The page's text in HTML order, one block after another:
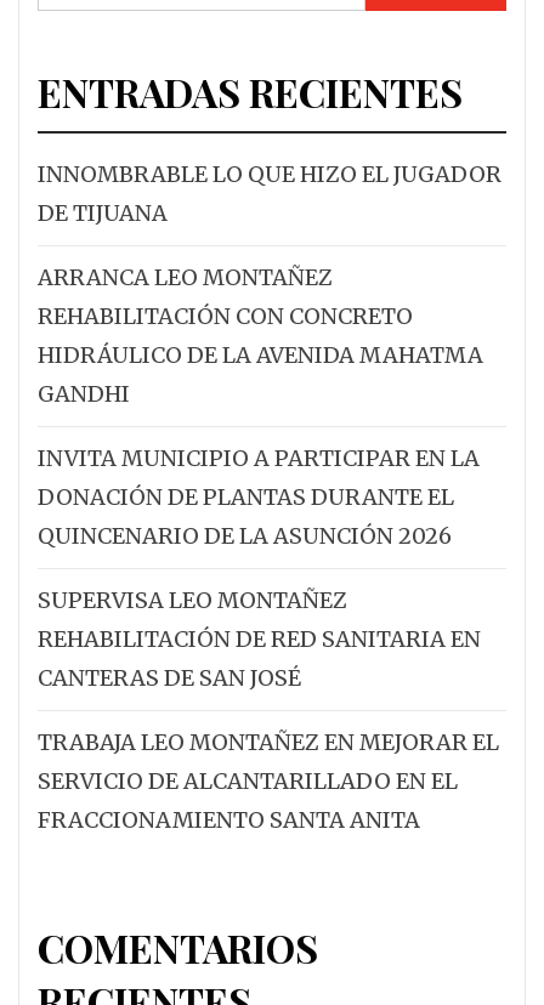
ENTRADAS RECIENTES
INNOMBRABLE LO QUE HIZO EL JUGADOR
DE TIJUANA
ARRANCA LEO MONTAÑEZ
REHABILITACIÓN CON CONCRETO
HIDRÁULICO DE LA AVENIDA MAHATMA
GANDHI
INVITA MUNICIPIO A PARTICIPAR EN LA
DONACIÓN DE PLANTAS DURANTE EL
QUINCENARIO DE LA ASUNCIÓN 2026
SUPERVISA LEO MONTAÑEZ
REHABILITACIÓN DE RED SANITARIA EN
CANTERAS DE SAN JOSÉ
TRABAJA LEO MONTAÑEZ EN MEJORAR EL
SERVICIO DE ALCANTARILLADO EN EL
FRACCIONAMIENTO SANTA ANITA
COMENTARIOS